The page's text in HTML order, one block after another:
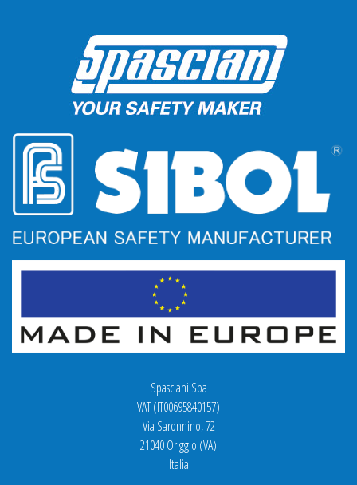
Spasciani Spa
VAT (IT00695840157)
Via Saronnino, 72
21040 Origgio (VA)
Italia